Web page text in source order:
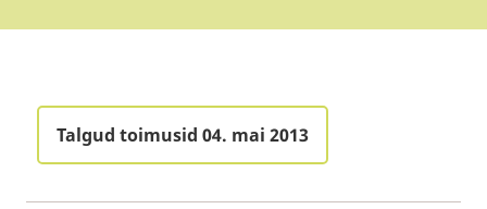
Talgud toimusid 04. mai 2013